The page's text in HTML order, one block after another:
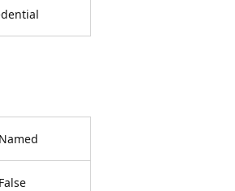
Named
False